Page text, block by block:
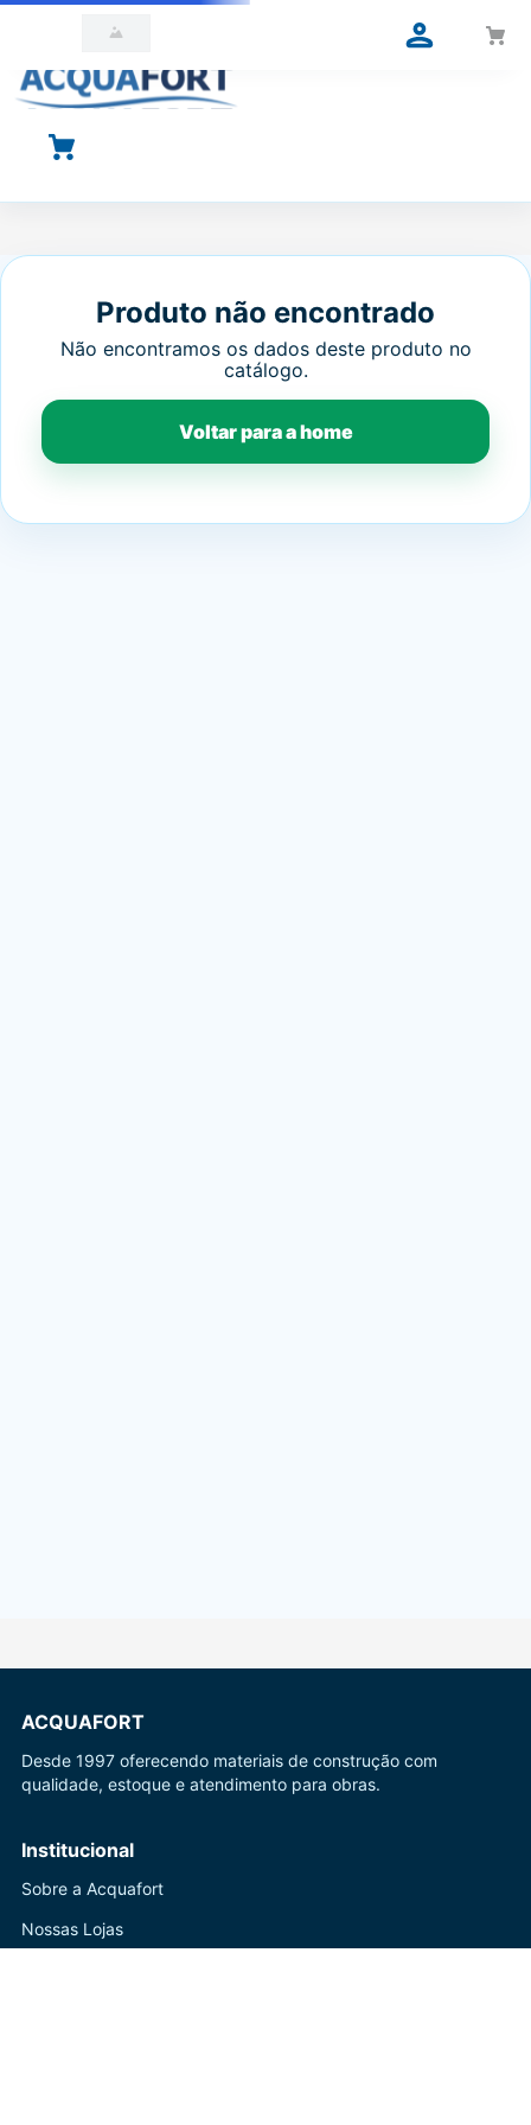
O que você está procurando?
Produto não encontrado
Não encontramos os dados deste produto no
catálogo.
Voltar para a home
ACQUAFORT
Desde 1997 oferecendo materiais de construção com
qualidade, estoque e atendimento para obras.
Institucional
Sobre a Acquafort
Nossas Lojas